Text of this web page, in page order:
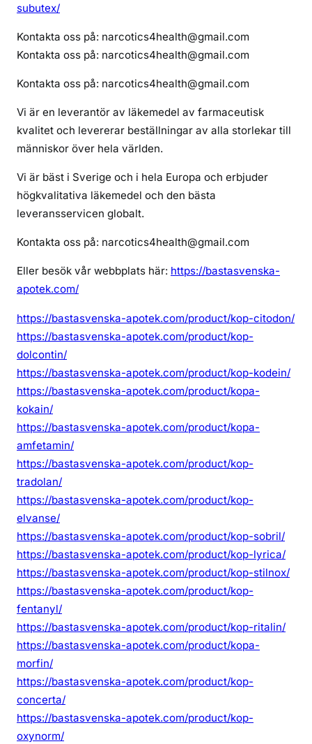
subutex/
Kontakta oss på: narcotics4health@gmail.com
Kontakta oss på: narcotics4health@gmail.com
Kontakta oss på: narcotics4health@gmail.com
Vi är en leverantör av läkemedel av farmaceutisk
kvalitet och levererar beställningar av alla storlekar till
människor över hela världen.
Vi är bäst i Sverige och i hela Europa och erbjuder
högkvalitativa läkemedel och den bästa
leveransservicen globalt.
Kontakta oss på: narcotics4health@gmail.com
Eller besök vår webbplats här: https://bastasvenska-
apotek.com/
https://bastasvenska-apotek.com/product/kop-citodon/
https://bastasvenska-apotek.com/product/kop-
dolcontin/
https://bastasvenska-apotek.com/product/kop-kodein/
https://bastasvenska-apotek.com/product/kopa-
kokain/
https://bastasvenska-apotek.com/product/kopa-
amfetamin/
https://bastasvenska-apotek.com/product/kop-
tradolan/
https://bastasvenska-apotek.com/product/kop-
elvanse/
https://bastasvenska-apotek.com/product/kop-sobril/
https://bastasvenska-apotek.com/product/kop-lyrica/
https://bastasvenska-apotek.com/product/kop-stilnox/
https://bastasvenska-apotek.com/product/kop-
fentanyl/
https://bastasvenska-apotek.com/product/kop-ritalin/
https://bastasvenska-apotek.com/product/kopa-
morfin/
https://bastasvenska-apotek.com/product/kop-
concerta/
https://bastasvenska-apotek.com/product/kop-
oxynorm/